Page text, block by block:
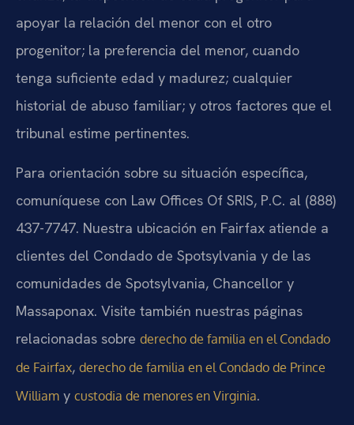
apoyar la relación del menor con el otro
progenitor; la preferencia del menor, cuando
tenga suficiente edad y madurez; cualquier
historial de abuso familiar; y otros factores que el
tribunal estime pertinentes.
Para orientación sobre su situación específica,
comuníquese con Law Offices Of SRIS, P.C. al (888)
437-7747. Nuestra ubicación en Fairfax atiende a
clientes del Condado de Spotsylvania y de las
comunidades de Spotsylvania, Chancellor y
Massaponax. Visite también nuestras páginas
relacionadas sobre derecho de familia en el Condado
de Fairfax, derecho de familia en el Condado de Prince
William y custodia de menores en Virginia.